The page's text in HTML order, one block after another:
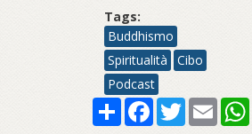
Tags:
Buddhismo
Spiritualità
Cibo
Podcast
Share Facebook
TwitterEmail